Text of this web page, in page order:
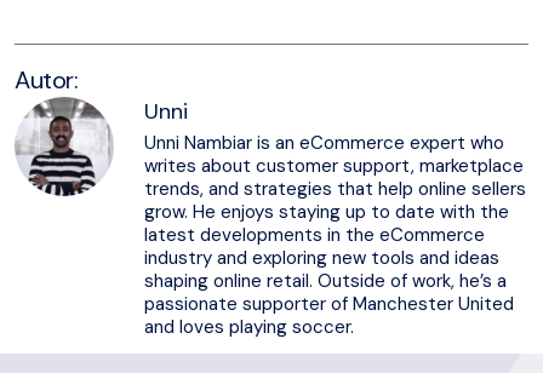
Autor:
Unni
Unni Nambiar is an eCommerce expert who
writes about customer support, marketplace
trends, and strategies that help online sellers
grow. He enjoys staying up to date with the
latest developments in the eCommerce
industry and exploring new tools and ideas
shaping online retail. Outside of work, he’s a
passionate supporter of Manchester United
and loves playing soccer.